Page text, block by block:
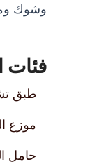
وشوك
فئات
طبق
موزع
حامل